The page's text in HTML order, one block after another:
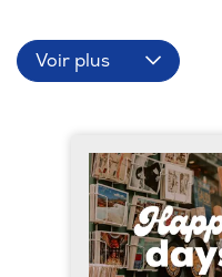
Voir plus